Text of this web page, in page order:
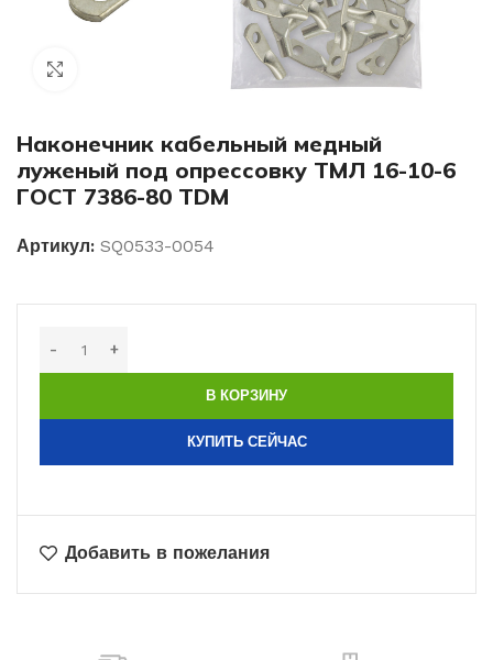
Нажмите, чтобы увеличить изображение
Наконечник кабельный медный
луженый под опрессовку ТМЛ 16-10-6
ГОСТ 7386-80 TDM
Артикул: SQ0533-0054
В КОРЗИНУ
КУПИТЬ СЕЙЧАС
Добавить в пожелания